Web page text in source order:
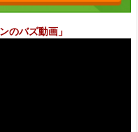
のバズ動画」